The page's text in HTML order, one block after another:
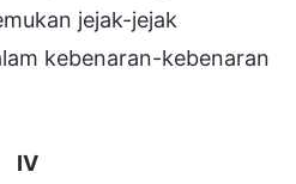
jejak-jejak
kebenaran-kebenaran
IV